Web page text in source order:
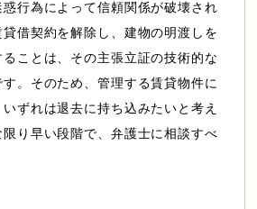
行為によって信頼関係が破壊され
借契約を解除し、建物の明渡しを
ことは、その主張立証の技術的な
。そのため、管理する賃貸物件に
ずれは退去に持ち込みたいと考え
り早い段階で、弁護士に相談すべ